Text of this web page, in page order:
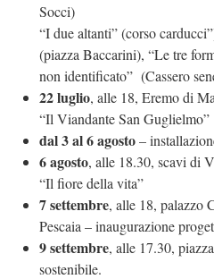
Socci)
“I due altanti” (corso
(piazza Baccarini), “Le tre
non identificato” (Cassero
22 luglio, alle 18, Eremo di
“Il Viandante San Guglielmo”
dal 3 al 6 agosto–
6 agosto, alle 18.30, scavi di
“Il fiore della vita”
7 settembre, alle 18, palazzo
Pescaia – inaugurazione
9 settembre, alle 17.30,
sostenibile.